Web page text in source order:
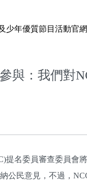
少年優質節目活動官網
與：我們對
提名委員審查委員會
公民意見，不過，